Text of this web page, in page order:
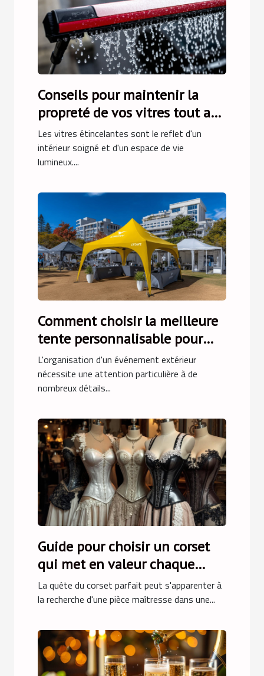
Conseils pour maintenir la
propreté de vos vitres tout au
long de l'année
Les vitres étincelantes sont le reflet d'un
intérieur soigné et d'un espace de vie
lumineux....
Comment choisir la meilleure
tente personnalisable pour
votre événement
L'organisation d'un événement extérieur
nécessite une attention particulière à de
nombreux détails...
Guide pour choisir un corset
qui met en valeur chaque
silhouette
La quête du corset parfait peut s'apparenter à
la recherche d'une pièce maîtresse dans une...